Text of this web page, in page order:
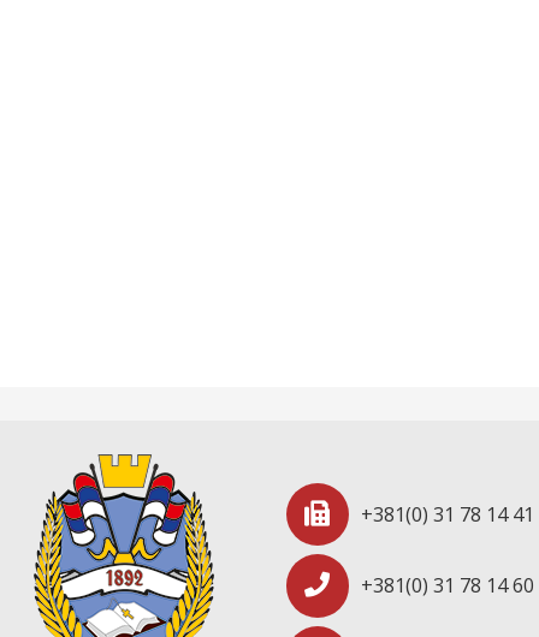
+381(0) 31 78 14 41
+381(0) 31 78 14 60